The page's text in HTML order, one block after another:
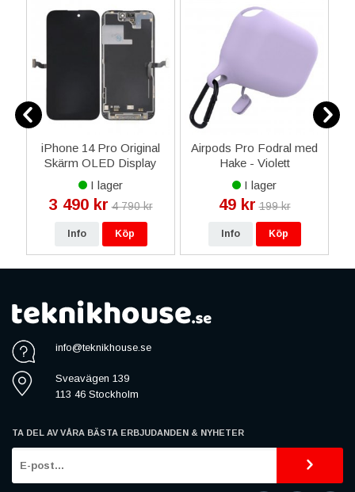
iPhone 14 Pro Original
Skärm OLED Display
Glas – Svart
I lager
3 490 kr 4 790 kr
Info Köp
Airpods Pro Fodral med
Hake - Violett
I lager
49 kr 199 kr
Info Köp
info@teknikhouse.se
Sveavägen 139
113 46 Stockholm
TA DEL AV VÅRA BÄSTA ERBJUDANDEN & NYHETER